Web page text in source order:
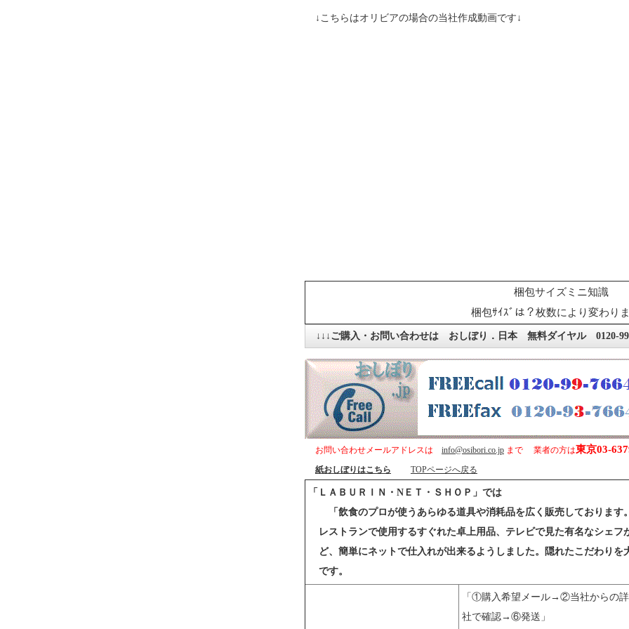
↓こちらはオリビアの場合の当社作成動画です↓
梱包サイズミニ知識
梱包ｻｲｽﾞは？枚数により変わり
↓↓↓ご購入・お問い合わせは おしぼり．日本 無料ダイヤル 0120-
お問い合わせメールアドレスは info@osibori.co.jp まで 業者の方は東京03-
紙おしぼりはこちら TOPページへ戻る
「ＬＡＢＵＲＩＮ・NＥＴ・ＳＨＯＰ」では
「飲食のプロが使うあらゆる道具や消耗品を広く販売しております
レストランで使用するすぐれた卓上用品、テレビで見た有名なシェ
ど、簡単にネットで仕入れが出来るようしました。隠れたこだわり
です。
「①購入希望メール→②当社から
社で確認→⑥発送」